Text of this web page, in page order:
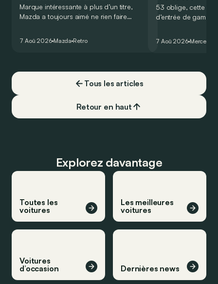
Marque intéressante à plus d’un titre,
Mazda a toujours aimé ne rien faire
de la plus belle des manières…
7 Aoû 2026 Mazda Retro
53 oblige, cette
d’entrée de
moins…
7 Aoû 2026 Mercedes
Tous les articles
Retour en haut
Explorez davantage
Toutes les
voitures
Les meilleures
voitures
Voitures
d’occasion
Dernières news